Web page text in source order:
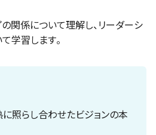
関係について理解し、リーダーシ
学習します。
に照らし合わせたビジョンの本